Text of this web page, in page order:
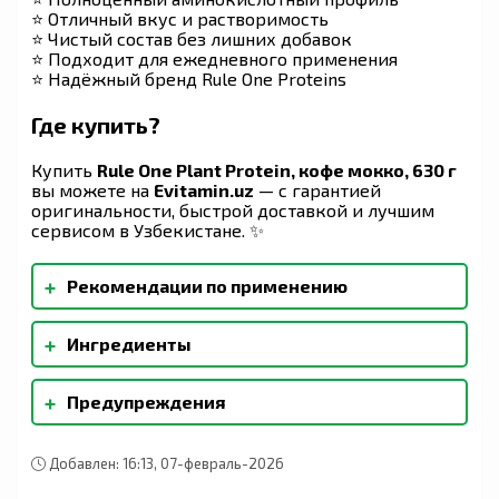
⭐ Отличный вкус и растворимость
⭐ Чистый состав без лишних добавок
⭐ Подходит для ежедневного применения
⭐ Надёжный бренд Rule One Proteins
Где купить?
Купить Rule One Plant Protein, кофе мокко, 630 г
вы можете на Evitamin.uz — с гарантией
оригинальности, быстрой доставкой и лучшим
сервисом в Узбекистане. ✨
+ Рекомендации по применению
Смешайте одну мерную ложку R1 Plant Protein™
с ок. 240–300 мл (8–10 унций) воды,
растительного молока или вашего любимого
напитка в шейкере или стакане с ложкой.
Принимайте до или после тренировок или в
качестве снека в любое время, чтобы добавить
+ Ингредиенты
Смесь белков (гороховый протеин, протеин из
семян подсолнечника, протеин из семян тыквы,
белок из арбузных косточек), какао
ароматизаторы, смесь камеди (гуаровая
+ Предупреждения
объему. Продукт не полностью заполняет
Добавлен: 16:13, 07-февраль-2026